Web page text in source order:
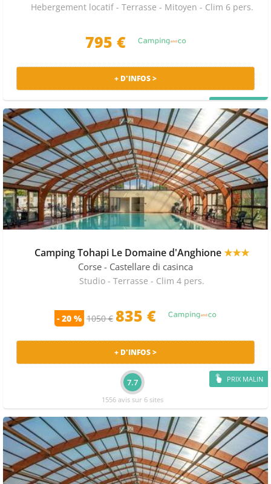
Hebergement locatif - Terrasse - Mitoyen - Clim 6 pers.
795 €
+ D'INFOS >
Camping Tohapi Le Domaine d'Anghione★★★
Corse - Castellare di casinca
Studio - Terrasse - Clim 4 pers.
- 20 % 1050 € 835 €
PRIX MALIN
+ D'INFOS >
7.7
1556 avis sur 6 sites